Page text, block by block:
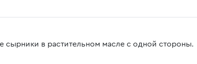
сырники в растительном масле с одной стороны.